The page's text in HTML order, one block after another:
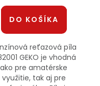
DO KOŠÍKA
reťazová píla
GEKO je vhodná
ako pre amatérske
využitie, tak aj pre